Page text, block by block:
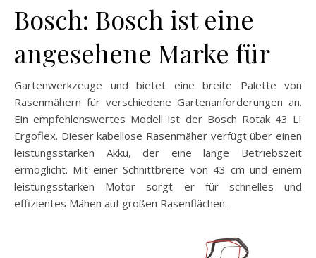
Bosch: Bosch ist eine
angesehene Marke für
Gartenwerkzeuge und bietet eine breite Palette von
Rasenmähern für verschiedene Gartenanforderungen an.
Ein empfehlenswertes Modell ist der Bosch Rotak 43 LI
Ergoflex. Dieser kabellose Rasenmäher verfügt über einen
leistungsstarken Akku, der eine lange Betriebszeit
ermöglicht. Mit einer Schnittbreite von 43 cm und einem
leistungsstarken Motor sorgt er für schnelles und
effizientes Mähen auf großen Rasenflächen.